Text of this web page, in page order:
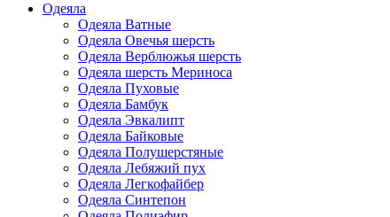
Одеяла
Одеяла Ватные
Одеяла Овечья шерсть
Одеяла Верблюжья шерсть
Одеяла шерсть Мериноса
Одеяла Пуховые
Одеяла Бамбук
Одеяла Эвкалипт
Одеяла Байковые
Одеяла Полушерстяные
Одеяла Лебяжий пух
Одеяла Легкофайбер
Одеяла Синтепон